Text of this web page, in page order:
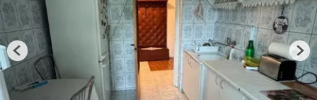
Previous